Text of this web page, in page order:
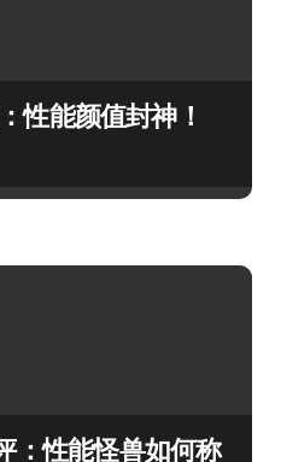
性能颜值封神！
：性能怪兽如何称